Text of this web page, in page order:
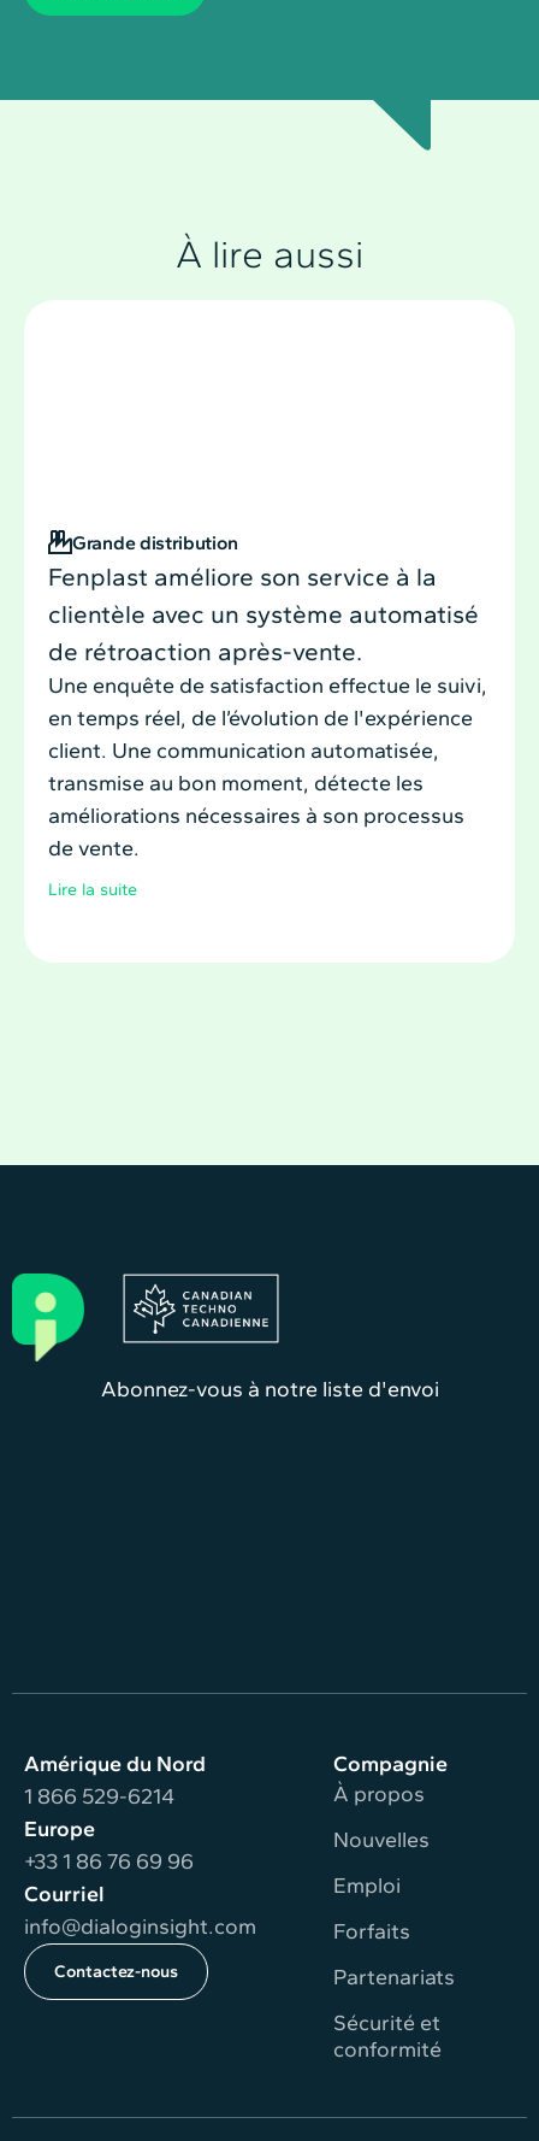
À lire aussi
Grande distribution
Fenplast améliore son service à la
clientèle avec un système automatisé
de rétroaction après-vente.
Une enquête de satisfaction effectue le suivi,
en temps réel, de l’évolution de l'expérience
client. Une communication automatisée,
transmise au bon moment, détecte les
améliorations nécessaires à son processus
de vente.
Lire la suite
Abonnez-vous à notre liste d'envoi
Amérique du Nord
1 866 529-6214
Europe
+33 1 86 76 69 96
Courriel
info@dialoginsight.com
Contactez-nous
Compagnie
À propos
Nouvelles
Emploi
Forfaits
Partenariats
Sécurité et
conformité